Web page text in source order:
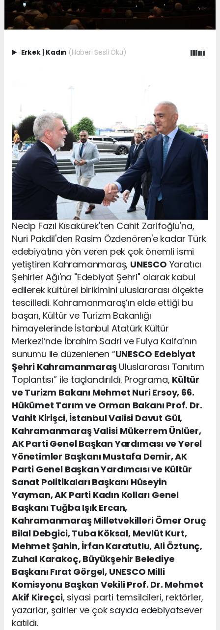
Erkek Kadın (Haberi Sesli Oku)
Necip Fazıl Kısakürek'ten Cahit Zarifoğlu'na,
Nuri Pakdil'den Rasim Özdenören'e kadar Türk
edebiyatına yön veren pek çok önemli ismi
yetiştiren Kahramanmaraş, UNESCO Yaratıcı
Şehirler Ağı'na "Edebiyat Şehri" olarak kabul
edilerek kültürel birikimini uluslararası ölçekte
tescilledi. Kahramanmaraş’ın elde ettiği bu
başarı, Kültür ve Turizm Bakanlığı
himayelerinde İstanbul Atatürk Kültür
Merkezi’nde İbrahim Sadri ve Fulya Kalfa’nın
sunumu ile düzenlenen “UNESCO Edebiyat
Şehri KahramanmaraşUluslararası Tanıtım
Toplantısı” ile taçlandırıldı. Programa, Kültür
ve Turizm Bakanı Mehmet Nuri Ersoy, 66.
Hükümet Tarım ve Orman Bakanı Prof. Dr.
Vahit Kirişci, İstanbul Valisi Davut Gül,
Kahramanmaraş Valisi Mükerrem Ünlüer,
AK Parti Genel Başkan Yardımcısı ve Yerel
Yönetimler Başkanı Mustafa Demir, AK
Parti Genel Başkan Yardımcısı ve Kültür
Sanat Politikaları Başkanı Hüseyin
Yayman, AK Parti Kadın Kolları Genel
Başkanı Tuğba Işık Ercan,
Kahramanmaraş Milletvekilleri Ömer Oruç
Bilal Debgici, Tuba Köksal, Mevlüt Kurt,
Mehmet Şahin, İrfan Karatutlu, Ali Öztunç,
Zuhal Karakoç, Büyükşehir Belediye
Başkanı Fırat Görgel, UNESCO Milli
Komisyonu Başkan Vekili Prof. Dr. Mehmet
Akif Kireçci, siyasi parti temsilcileri, rektörler,
yazarlar, şairler ve çok sayıda edebiyatsever
katıldı.